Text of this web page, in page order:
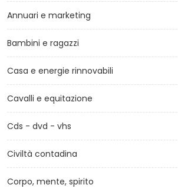
Annuari e marketing
Bambini e ragazzi
Casa e energie rinnovabili
Cavalli e equitazione
Cds - dvd - vhs
Civiltà contadina
Corpo, mente, spirito